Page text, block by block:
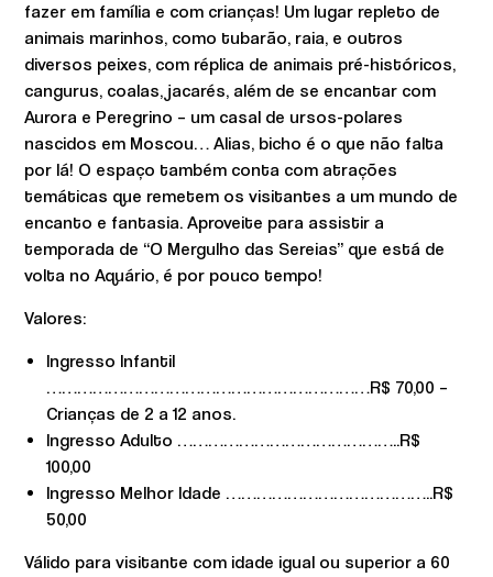
fazer em família e com crianças! Um lugar repleto de
animais marinhos, como tubarão, raia, e outros
diversos peixes, com réplica de animais pré-históricos,
cangurus, coalas, jacarés, além de se encantar com
Aurora e Peregrino – um casal de ursos-polares
nascidos em Moscou… Alias, bicho é o que não falta
por lá! O espaço também conta com atrações
temáticas que remetem os visitantes a um mundo de
encanto e fantasia. Aproveite para assistir a
temporada de “O Mergulho das Sereias” que está de
volta no Aquário, é por pouco tempo!
Valores:
Ingresso Infantil
………………………………………………………R$ 70,00 –
Crianças de 2 a 12 anos.
Ingresso Adulto ……………………………………..R$
100,00
Ingresso Melhor Idade …………………………………..R$
50,00
Válido para visitante com idade igual ou superior a 60